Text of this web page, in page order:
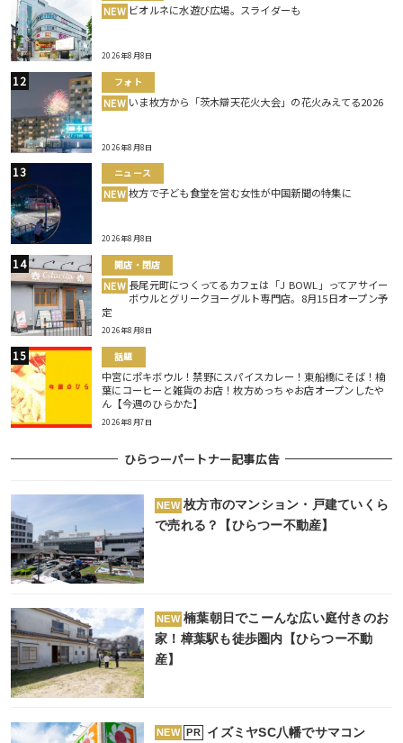
NEW ビオルネに水遊び広場。スライダーも
2026年8月8日
フォト
NEW いま枚方から「茨木辯天花火大会」の花火みえてる2026
2026年8月8日
ニュース
NEW 枚方で子ども食堂を営む女性が中国新聞の特集に
2026年8月8日
開店・閉店
NEW 長尾元町につくってるカフェは「J BOWL」ってアサイー
ボウルとグリークヨーグルト専門店。8月15日オープン予
定
2026年8月8日
話題
中宮にポキボウル！禁野にスパイスカレー！東船橋にそば！楠
葉にコーヒーと雑貨のお店！枚方めっちゃお店オープンしたや
ん【今週のひらかた】
2026年8月7日
ひらつーパートナー記事広告
NEW 枚方市のマンション・戸建ていくら
で売れる？【ひらつー不動産】
NEW 楠葉朝日でこーんな広い庭付きのお
家！樟葉駅も徒歩圏内【ひらつー不動
産】
NEW PR イズミヤSC八幡でサマコン